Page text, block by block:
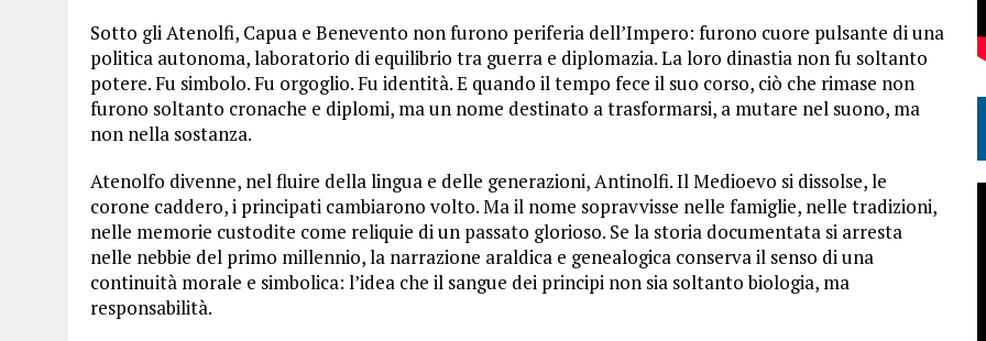
Sotto gli Atenolfi, Capua e Benevento non furono periferia dell’Impero: furono cuore pulsante di una
politica autonoma, laboratorio di equilibrio tra guerra e diplomazia. La loro dinastia non fu soltanto
potere. Fu simbolo. Fu orgoglio. Fu identità. E quando il tempo fece il suo corso, ciò che rimase non
furono soltanto cronache e diplomi, ma un nome destinato a trasformarsi, a mutare nel suono, ma
non nella sostanza.
Atenolfo divenne, nel fluire della lingua e delle generazioni, Antinolfi. Il Medioevo si dissolse, le
corone caddero, i principati cambiarono volto. Ma il nome sopravvisse nelle famiglie, nelle tradizioni,
nelle memorie custodite come reliquie di un passato glorioso. Se la storia documentata si arresta
nelle nebbie del primo millennio, la narrazione araldica e genealogica conserva il senso di una
continuità morale e simbolica: l’idea che il sangue dei principi non sia soltanto biologia, ma
responsabilità.